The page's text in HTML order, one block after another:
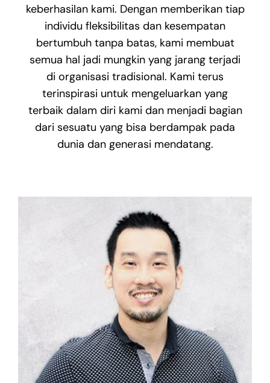
keberhasilan kami. Dengan memberikan tiap
individu fleksibilitas dan kesempatan
bertumbuh tanpa batas, kami membuat
semua hal jadi mungkin yang jarang terjadi
di organisasi tradisional. Kami terus
terinspirasi untuk mengeluarkan yang
terbaik dalam diri kami dan menjadi bagian
dari sesuatu yang bisa berdampak pada
dunia dan generasi mendatang.